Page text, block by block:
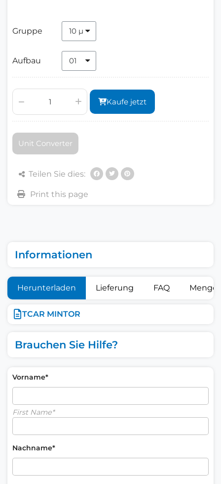
Gruppe
Aufbau
Kaufe jetzt
Unit Converter
Teilen Sie dies:
Informationen
Herunterladen Lieferung FAQ
TCAR MINTOR
Brauchen Sie Hilfe?
Vorname*
First Name*
Nachname*